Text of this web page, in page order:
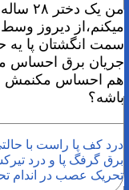
من يک
ميكنم،از ديروز
سمت انگشتان پا يه
جريان برق احساس
هم احساس مكنمش
باشه؟
درد کف پا راست با
برق گرفگ پا و درد
تحریک عصب در اندام